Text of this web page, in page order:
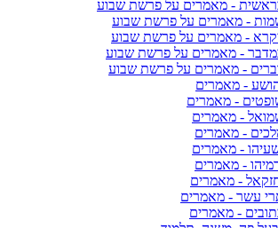
- מאמרים על פרשת שבוע
- מאמרים על פרשת שבוע
- מאמרים על פרשת שבוע
- מאמרים על פרשת שבוע
- מאמרים על פרשת שבוע
- מאמרים
- מאמרים
- מאמרים
- מאמרים
- מאמרים
- מאמרים
- מאמרים
עשר - מאמרים
- מאמרים